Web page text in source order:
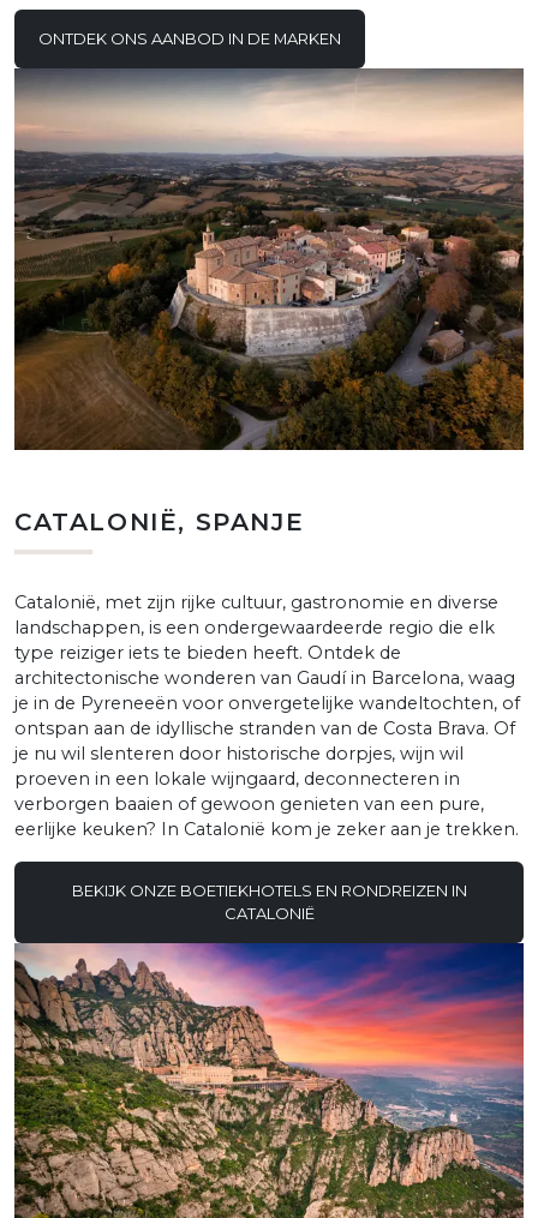
ONTDEK ONS AANBOD IN DE MARKEN
CATALONIË, SPANJE
Catalonië, met zijn rijke cultuur, gastronomie en diverse
landschappen, is een ondergewaardeerde regio die elk
type reiziger iets te bieden heeft. Ontdek de
architectonische wonderen van Gaudí in Barcelona, waag
je in de Pyreneeën voor onvergetelijke wandeltochten, of
ontspan aan de idyllische stranden van de Costa Brava. Of
je nu wil slenteren door historische dorpjes, wijn wil
proeven in een lokale wijngaard, deconnecteren in
verborgen baaien of gewoon genieten van een pure,
eerlijke keuken? In Catalonië kom je zeker aan je trekken.
BEKIJK ONZE BOETIEKHOTELS EN RONDREIZEN IN
CATALONIË